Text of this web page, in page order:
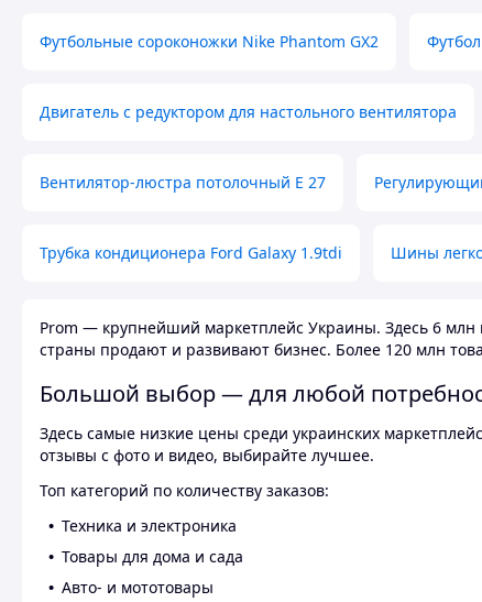
Футбольные сороконожки Nike Phantom GX2
Двигатель с редуктором для настольного вентилятора
Вентилятор-люстра потолочный E 27
Трубка кондиционера Ford Galaxy 1.9tdi Шины
Prom — крупнейший маркетплейс Украины. Здесь 6 млн
страны продают и развивают бизнес. Более 120 млн
Большой выбор — для любой
Здесь самые низкие цены среди украинских
отзывы с фото и видео, выбирайте лучшее.
Топ категорий по количеству заказов:
Техника и электроника
Товары для дома и сада
Авто- и мототовары